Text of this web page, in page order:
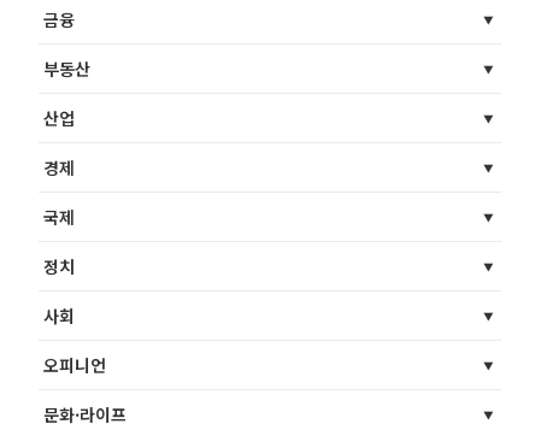
금융
부동산
산업
경제
국제
정치
사회
오피니언
문화·라이프